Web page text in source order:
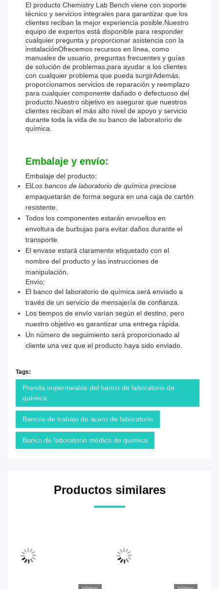
El producto Chemistry Lab Bench viene con soporte
técnico y servicios integrales para garantizar que los
clientes reciban la mejor experiencia posible.Nuestro
equipo de expertos está disponible para responder
cualquier pregunta y proporcionar asistencia con la
instalaciónOfrecemos recursos en línea, como
manuales de usuario, preguntas frecuentes y guías
de solución de problemas,para ayudar a los clientes
con cualquier problema que pueda surgirAdemás,
proporcionamos servicios de reparación y reemplazo
para cualquier componente dañado o defectuoso del
producto.Nuestro objetivo es asegurar que nuestros
clientes reciban el más alto nivel de apoyo y servicio
durante toda la vida de su banco de laboratorio de
química.
Embalaje y envío:
Embalaje del producto:
ElLos bancos de laboratorio de química preciose
empaquetarán de forma segura en una caja de cartón
resistente.
Todos los componentes estarán envueltos en
envoltura de burbujas para evitar daños durante el
transporte.
El envase estará claramente etiquetado con el
nombre del producto y las instrucciones de
manipulación.
Envío:
El banco del laboratorio de química será enviado a
través de un servicio de mensajería de confianza.
Los tiempos de envío varían según el destino, pero
nuestro objetivo es garantizar una entrega rápida.
Un número de seguimiento será proporcionado al
cliente una vez que el producto haya sido enviado.
Tags:
Prenda impermeable del banco de laboratorio de
química
Bancos de trabajo de acero de laboratorio
Banco de laboratorio médico de química
Productos similares